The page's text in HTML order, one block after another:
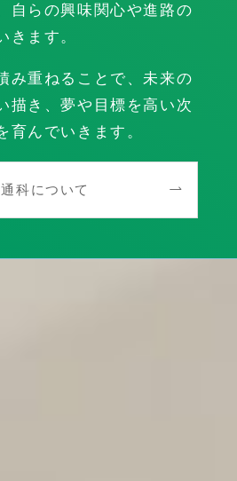
自らの興味関心や進路の
きます。
み重ねることで、未来の
描き、夢や目標を高い次
育んでいきます。
科について